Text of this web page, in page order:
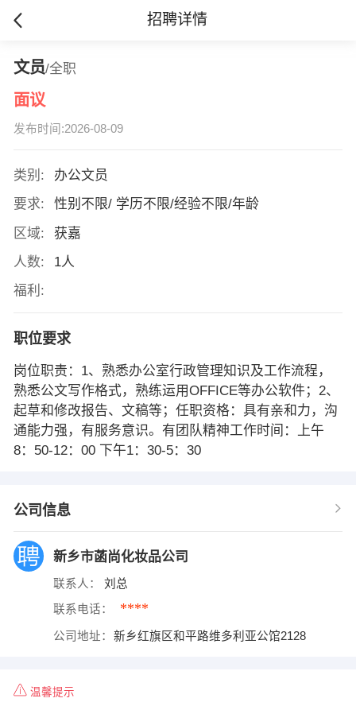
招聘详情
文员/全职
面议
发布时间:2026-08-09
类别:
办公文员
要求:
性别不限/ 学历不限/经验不限/年龄
区域:
获嘉
人数:
1人
福利:
职位要求
岗位职责：1、熟悉办公室行政管理知识及工作流程，
熟悉公文写作格式，熟练运用OFFICE等办公软件；2、
起草和修改报告、文稿等；任职资格：具有亲和力，沟
通能力强，有服务意识。有团队精神工作时间：上午
8：50-12：00 下午1：30-5：30
公司信息
新乡市菡尚化妆品公司
联系人： 刘总
联系电话： ****
公司地址： 新乡红旗区和平路维多利亚公馆2128
温馨提示